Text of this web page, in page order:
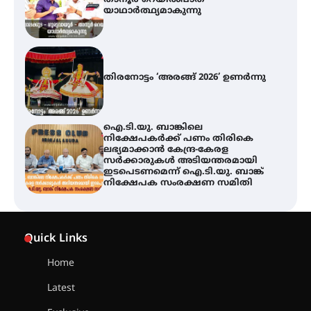
യാഥാർത്ഥ്യമാകുന്നു
തിരനോട്ടം ‘അരങ്ങ് 2026’ ഉണർന്നു
ഐ.ടി.യു. ബാങ്കിലെ
നിക്ഷേപകർക്ക് പണം തിരികെ
ലഭ്യമാക്കാൻ കേന്ദ്ര-കേരള
സർക്കാരുകൾ അടിയന്തരമായി
ഇടപെടണമെന്ന് ഐ.ടി.യു. ബാങ്ക്
നിക്ഷേപക സംരക്ഷണ സമിതി
Quick Links
Home
Latest